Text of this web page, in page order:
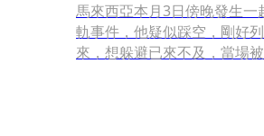
馬來西亞本月3日傍晚發生一
軌事件，他疑似踩空，剛好
來，想躲避已來不及，當場